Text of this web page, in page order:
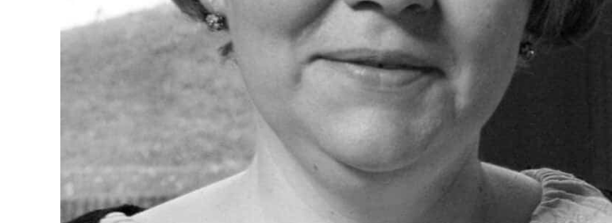
Despre noi / Echipa
Proiecte editoriale